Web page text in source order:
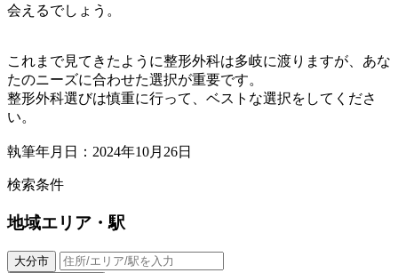
会えるでしょう。
これまで見てきたように整形外科は多岐に渡りますが、あな
たのニーズに合わせた選択が重要です。
整形外科選びは慎重に行って、ベストな選択をしてくださ
い。
執筆年月日：2024年10月26日
検索条件
地域エリア・駅
大分市